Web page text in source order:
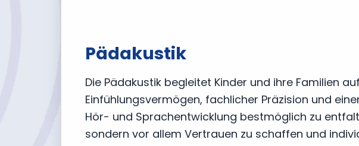
Pädakustik
Die Pädakustik begleitet Kinder und ihre Familien
Einfühlungsvermögen, fachlicher Präzision und
Hör- und Sprachentwicklung bestmöglich zu
sondern vor allem Vertrauen zu schaffen und